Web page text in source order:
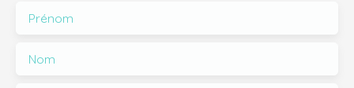
Prénom
Nom